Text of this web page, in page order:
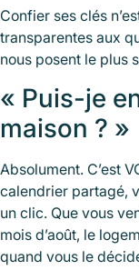
Confier ses clés
transparentes aux
nous posent le plus
« Puis-je
maison ? »
Absolument. C’est
calendrier partagé,
un clic. Que vous
mois d’août, le
quand vous le